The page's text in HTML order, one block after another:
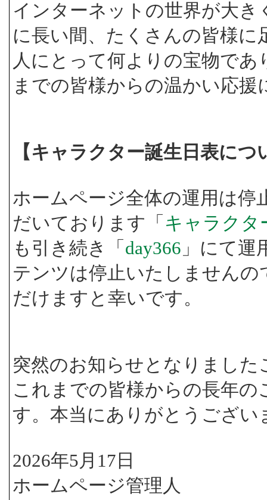
インターネットの世界が大
に長い間、たくさんの皆様
人にとって何よりの宝物で
までの皆様からの温かい応
【キャラクター誕生日表に
ホームページ全体の運用は停
だいております「 キャラクタ
も引き続き「 day366 」にて
テンツは停止いたしません
だけますと幸いです。
突然のお知らせとなりまし
これまでの皆様からの長年
す。本当にありがとうござい
2026年5月17日
ホームページ管理人